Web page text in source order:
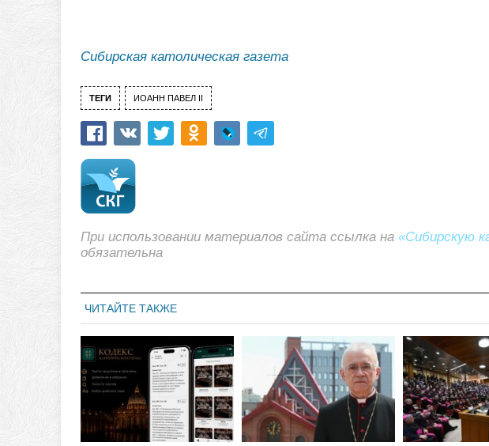
Сибирская католическая газета
ТЕГИ ИОАНН ПАВЕЛ II
При использовании материалов сайта ссылка на «Сибирскую
обязательна
ЧИТАЙТЕ ТАКЖЕ